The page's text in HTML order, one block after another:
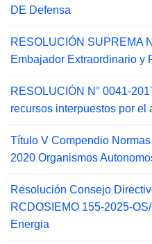
DE Defensa
RESOLUCIÓN SUPREMA
Embajador Extraordinario y
RESOLUCIÓN N° 0041-
recursos interpuestos por
Título V Compendio
2020 Organismos
Resolución Consejo
RCDOSIEMO 155-2025-
Energia